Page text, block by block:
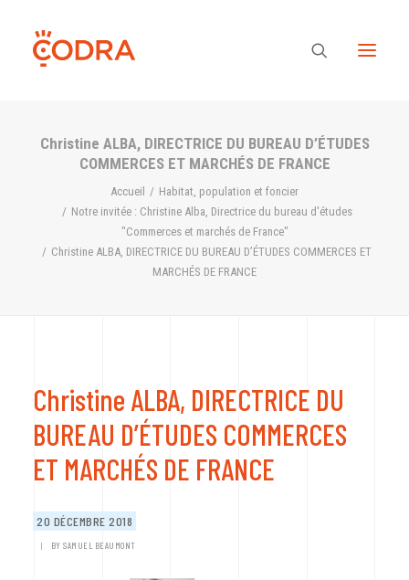
Des valeurs, une équipe
Nos savoir-faire
CODRA recrute
Contact
Christine ALBA, DIRECTRICE DU BUREAU D’ÉTUDES
COMMERCES ET MARCHÉS DE FRANCE
Accueil
Habitat, population et foncier
Notre invitée : Christine Alba, Directrice du bureau d'études
"Commerces et marchés de France"
Christine ALBA, DIRECTRICE DU BUREAU D’ÉTUDES COMMERCES ET
MARCHÉS DE FRANCE
Christine ALBA, DIRECTRICE DU
BUREAU D’ÉTUDES COMMERCES
ET MARCHÉS DE FRANCE
20 DÉCEMBRE 2018
| BY SAMUEL BEAUMONT